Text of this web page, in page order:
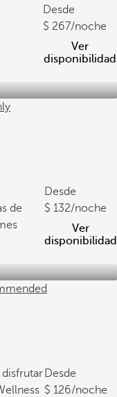
Desde
267/noche
Ver
disponibilidad
de
Desde
132/noche
Ver
disponibilidad
disfrutar Desde
126/noche